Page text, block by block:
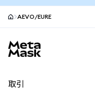
AEVO/EURE
取引